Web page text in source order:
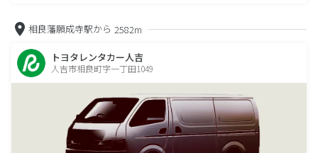
相良藩願成寺駅から 2582m
トヨタレンタカー人吉
人吉市相良町字一丁田1049